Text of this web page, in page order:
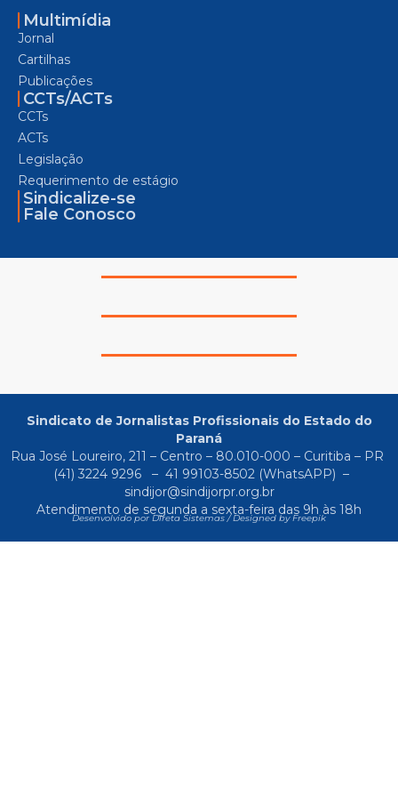
Multimídia
Jornal
Cartilhas
Publicações
CCTs/ACTs
CCTs
ACTs
Legislação
Requerimento de estágio
Sindicalize-se
Fale Conosco
Sindicato de Jornalistas Profissionais do Estado do
Paraná
Rua José Loureiro, 211 – Centro – 80.010-000 – Curitiba – PR
(41) 3224 9296
– 41 99103-8502(WhatsAPP) –
sindijor@sindijorpr.org.br
Atendimento de segunda a sexta-feira das 9h às 18h
Desenvolvido por Direta Sistemas /Designed by Freepik